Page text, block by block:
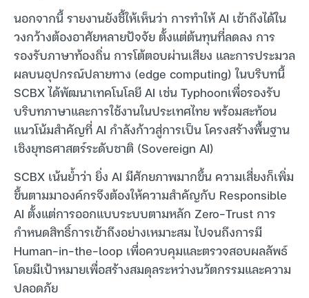
นอกจากนี้ รายงานยังชี้ให้เห็นว่า การทำให้ AI เข้าถึงได้ใน
วงกว้างต้องอาศัยหลายปัจจัย ตั้งแต่ต้นทุนที่ลดลง การ
รองรับภาษาท้องถิ่น การโต้ตอบผ่านเสียง และการประมวล
ผลบนอุปกรณ์ปลายทาง (edge computing) ในบริบทนี้
SCBX ได้พัฒนาเทคโนโลยี AI เช่น Typhoonเพื่อรองรับ
บริบทภาษาและการใช้งานในประเทศไทย พร้อมสะท้อน
แนวโน้มสำคัญที่ AI กำลังก้าวสู่การเป็น โครงสร้างพื้นฐาน
เชิงยุทธศาสตร์ระดับชาติ (Sovereign AI)
SCBX เน้นย้ำว่า ยิ่ง AI มีศักยภาพมากขึ้น ความเสี่ยงก็เพิ่ม
ขึ้นตามมาองค์กรจึงต้องให้ความสำคัญกับ Responsible
AI ตั้งแต่การออกแบบระบบตามหลัก Zero-Trust การ
กำหนดสิทธิ์การเข้าถึงอย่างเหมาะสม ไปจนถึงการมี
Human-in-the-loop เพื่อควบคุมและตรวจสอบผลลัพธ์
โดยมีเป้าหมายเพื่อสร้างสมดุลระหว่างนวัตกรรมและความ
ปลอดภัย